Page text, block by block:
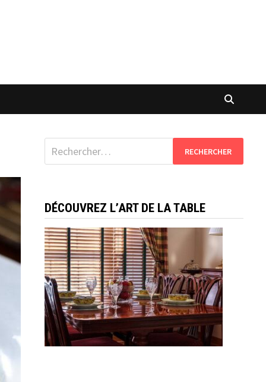
Rechercher :
DÉCOUVREZ L’ART DE LA TABLE